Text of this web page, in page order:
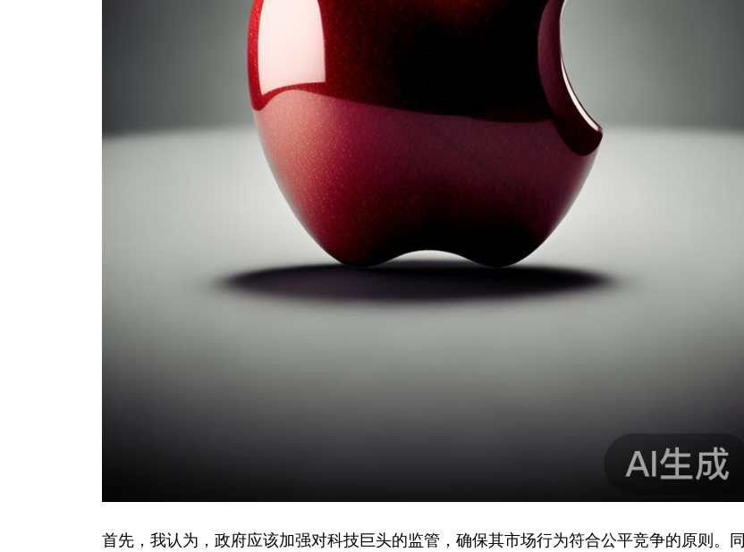
首先，我认为，政府应该加强对科技巨头的监管，确保其市场行为符合公平竞争的原则。同